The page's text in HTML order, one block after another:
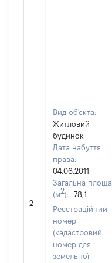
2
Вид об'єкта:
Житловий
будинок
Дата набуття
права:
04.06.2011
Загальна площа
(м2):
78,1
Реєстраційний
номер
(кадастровий
номер для
земельної